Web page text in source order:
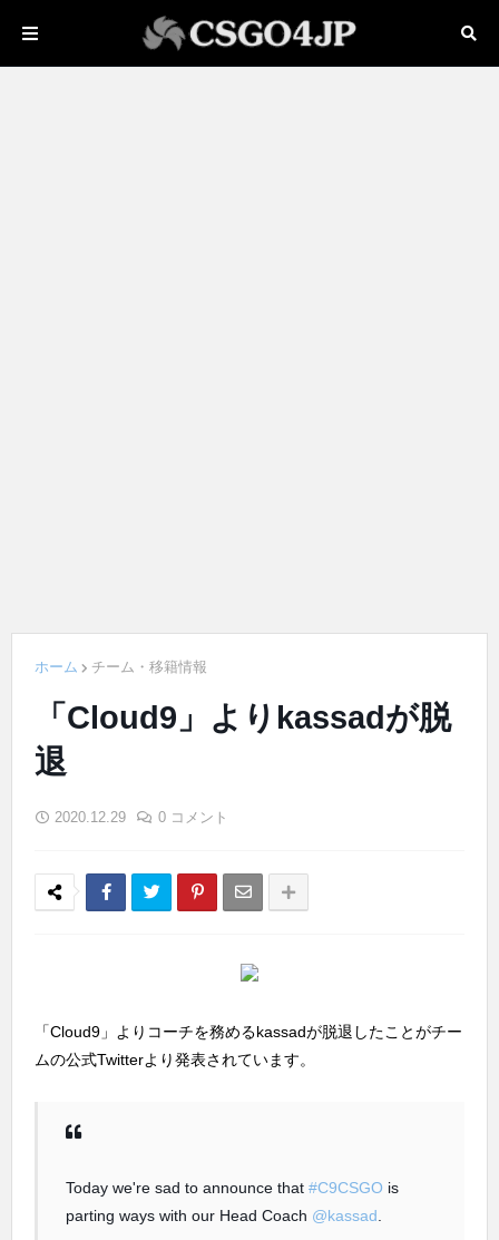
ホーム チーム・移籍情報
「Cloud9」よりkassadが脱
退
2020.12.29 0 コメント
「Cloud9」よりコーチを務めるkassadが脱退したことがチー
ムの公式Twitterより発表されています。
Today we're sad to announce that #C9CSGO is
parting ways with our Head Coach @kassad.